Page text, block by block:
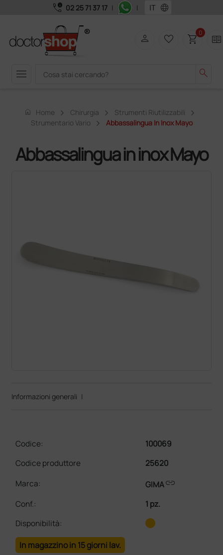
call_quality 02 25 71 37 17 | | language
menu search
person favorite_border shopping_cart0 two_pager
home Home Chirurgia
Strumenti Riutilizzabili
Strumentario Vario
Abbassalingua In Inox Mayo
Abbassalingua in inox Mayo
Informazioni generali |
Codice:
100069
Codice produttore
25620
Marca:
GIMAlink
Conf.:
1 pz.
Disponibilità:
In magazzino in 15 giorni lav.